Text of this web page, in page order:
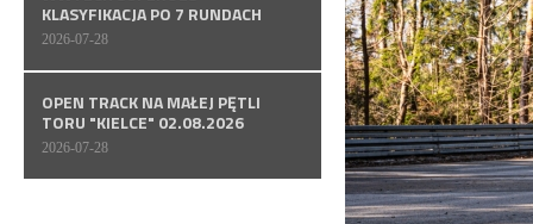
KLASYFIKACJA PO 7 RUNDACH
2026-07-28
OPEN TRACK NA MAŁEJ PĘTLI
TORU "KIELCE" 02.08.2026
2026-07-28